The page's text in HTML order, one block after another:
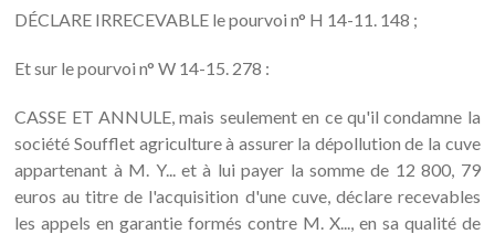
DÉCLARE IRRECEVABLE le pourvoi n° H 14-11. 148 ;
Et sur le pourvoi n° W 14-15. 278 :
CASSE ET ANNULE, mais seulement en ce qu'il condamne la
société Soufflet agriculture à assurer la dépollution de la cuve
appartenant à M. Y... et à lui payer la somme de 12 800, 79
euros au titre de l'acquisition d'une cuve, déclare recevables
les appels en garantie formés contre M. X..., en sa qualité de